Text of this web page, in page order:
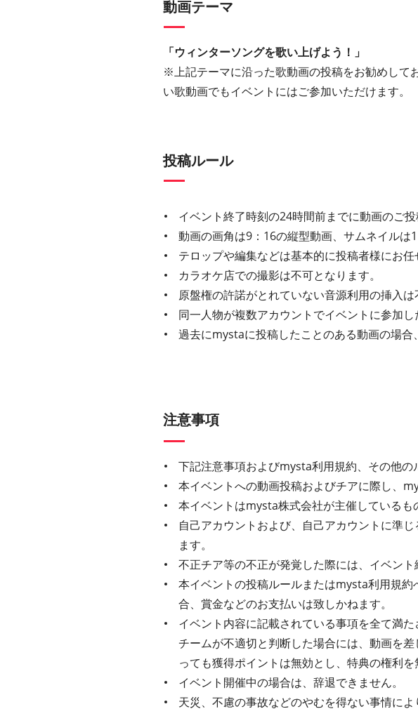
動画テーマ
「ウィンターソングを歌い上げよう！」
※上記テーマに沿った歌動画の投稿をお勧めして
い歌動画でもイベントにはご参加いただけます。
投稿ルール
イベント終了時刻の24時間前までに動画のご投
動画の画角は9：16の縦型動画、サムネイルは
テロップや編集などは基本的に投稿者様にお任
カラオケ店での撮影は不可となります。
原盤権の許諾がとれていない音源利用の挿入
同一人物が複数アカウントでイベントに参加
過去にmystaに投稿したことのある動画の場合
注意事項
下記注意事項およびmysta利用規約、その他の
本イベントへの動画投稿およびチアに際し、
本イベントはmysta株式会社が主催しているも
自己アカウントおよび、自己アカウントに準
ます。
不正チア等の不正が発覚した際には、イベン
本イベントの投稿ルールまたはmysta利用規
合、賞金などのお支払いは致しかねます。
イベント内容に記載されている事項を全て満
チームが不適切と判断した場合には、動画を
っても獲得ポイントは無効とし、特典の権利
イベント開催中の場合は、辞退できません。
天災、不慮の事故などのやむを得ない事情に